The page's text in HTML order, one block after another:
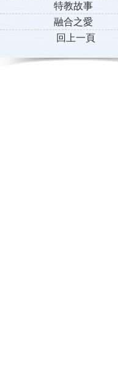
特教故事
融合之愛
回上一頁